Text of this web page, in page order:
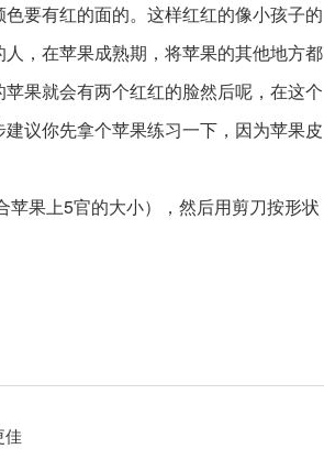
要有红的面的。这样红红的像小孩子的
，在苹果成熟期，将苹果的其他地方都
果就会有两个红红的脸然后呢，在这个
议你先拿个苹果练习一下，因为苹果皮
果上5官的大小），然后用剪刀按形状
佳